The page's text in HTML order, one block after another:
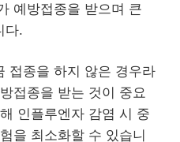
예방접종을 받으며 큰
다.
접종을 하지 않은 경우라
접종을 받는 것이 중요
인플루엔자 감염 시 중
을 최소화할 수 있습니